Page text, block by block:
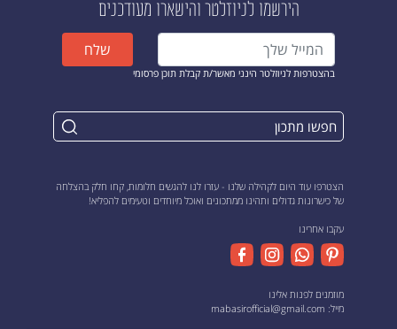
הירשמו לניוזלטרוהישארו מעודכנים
בהצטרפות לניוזלטר הינני מאשר/ת קבלת תוכן פרסומי
שלח
הצטרפו עוד היום לקהילה שלנו - עזרו לנו להגשים חלומות, קחו חלק בהצלחה
של כישרונות גדולים ותהינו ממתכונים ואוכל מיוחדים וטעימים להפליא!
עקבו אחרינו
מוזמנים לפנות אלינו
מייל: mabasirofficial@gmail.com